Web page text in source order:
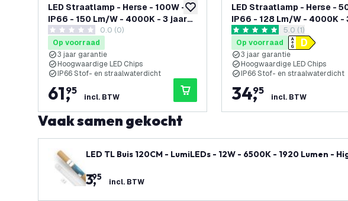
toevoegen aan verlanglijst
LED Straatlamp - Herse - 100W -
IP66 - 150 Lm/W - 4000K - 3 jaar
garantie
0 score sterren0.0 (0)
Op voorraad
3 jaar garantie
Hoogwaardige LED Chips
IP66 Stof- en straalwaterdicht
61,
95
incl. BTW
LED Straatlamp - Herse -
IP66 - 128 Lm/W - 4000K -
garantie reviews drawer
5 score sterren5.0 (1)
Op voorraad
3 jaar garantie
Hoogwaardige LED Chips
IP66 Stof- en straalwaterdicht
34,
95
incl. BTW
Vaak samen gekocht
LED TL Buis 120CM - LumiLEDs - 12W - 6500K - 1920 Lumen -
3,
95 incl. BTW